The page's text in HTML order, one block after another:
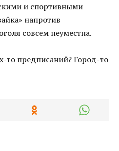
и спортивными
напротив
совсем неуместна.
то предписаний? Город-то